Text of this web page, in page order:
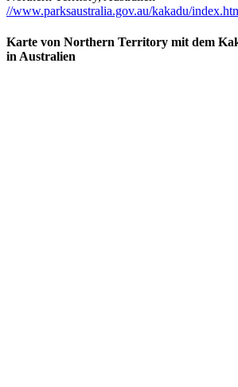
//www.parksaustralia.gov.au/kakadu/
Karte von Northern Territory mit dem
in Australien